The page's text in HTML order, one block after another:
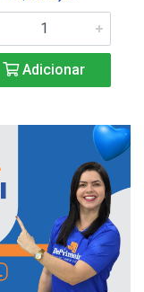
Adicionar